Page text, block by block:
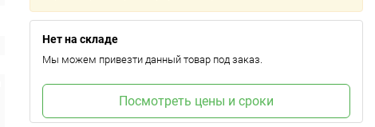
Нет на складе
Мы можем привезти данный товар под заказ.
Посмотреть цены и сроки